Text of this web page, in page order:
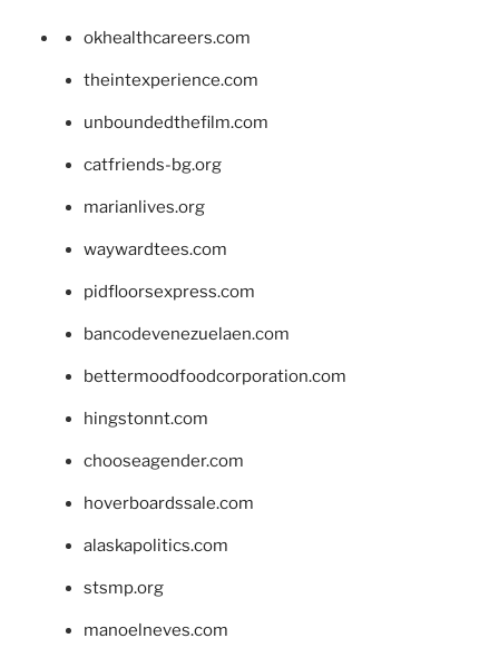
okhealthcareers.com
theintexperience.com
unboundedthefilm.com
catfriends-bg.org
marianlives.org
waywardtees.com
pidfloorsexpress.com
bancodevenezuelaen.com
bettermoodfoodcorporation.com
hingstonnt.com
chooseagender.com
hoverboardssale.com
alaskapolitics.com
stsmp.org
manoelneves.com